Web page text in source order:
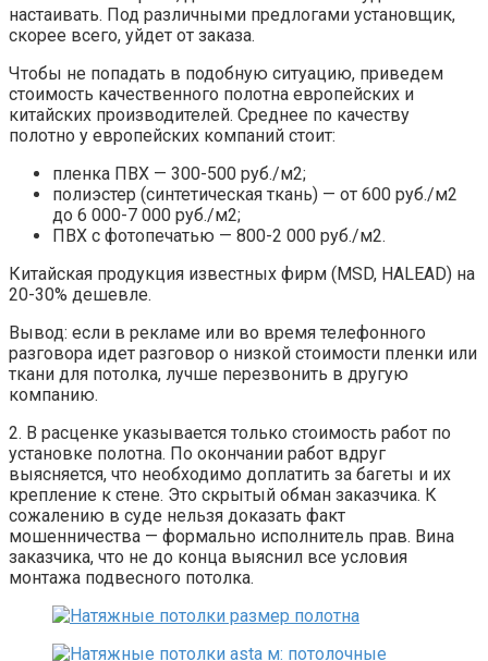
настаивать. Под различными предлогами установщик,
скорее всего, уйдет от заказа.
Чтобы не попадать в подобную ситуацию, приведем
стоимость качественного полотна европейских и
китайских производителей. Среднее по качеству
полотно у европейских компаний стоит:
пленка ПВХ — 300-500 руб./м2;
полиэстер (синтетическая ткань) — от 600 руб./м2
до 6 000-7 000 руб./м2;
ПВХ с фотопечатью — 800-2 000 руб./м2.
Китайская продукция известных фирм (MSD, HALEAD) на
20-30% дешевле.
Вывод: если в рекламе или во время телефонного
разговора идет разговор о низкой стоимости пленки или
ткани для потолка, лучше перезвонить в другую
компанию.
2. В расценке указывается только стоимость работ по
установке полотна. По окончании работ вдруг
выясняется, что необходимо доплатить за багеты и их
крепление к стене. Это скрытый обман заказчика. К
сожалению в суде нельзя доказать факт
мошенничества — формально исполнитель прав. Вина
заказчика, что не до конца выяснил все условия
монтажа подвесного потолка.